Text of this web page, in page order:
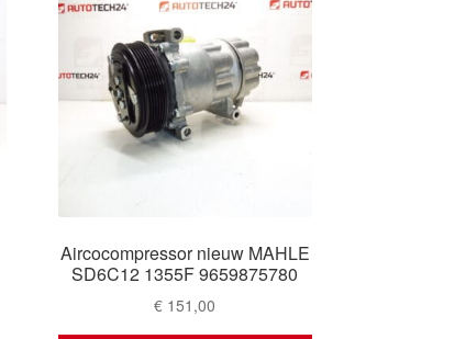
Aircocompressor nieuw MAHLE
SD6C12 1355F 9659875780
€ 151,00